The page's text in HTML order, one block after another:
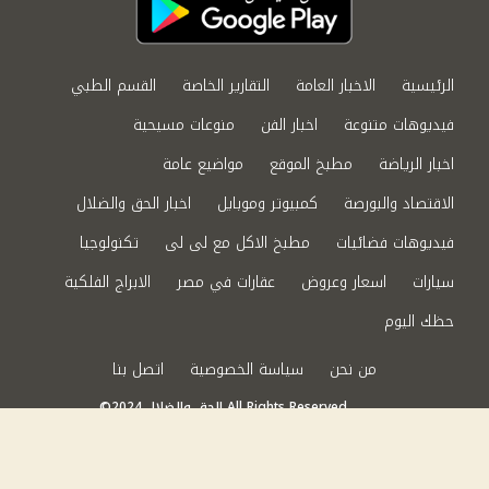
الرئيسية الاخبار العامة التقارير الخاصة
القسم الطبي
فيديوهات متنوعة
اخبار الفن
منوعات مسيحية
اخبار الرياضة
مطبخ الموقع
مواضيع عامة
الاقتصاد والبورصة
كمبيوتر وموبايل
اخبار الحق والضلال
فيديوهات فضائيات
مطبخ الاكل مع لى لى
تكنولوجيا
سيارات
اسعار وعروض عقارات في مصر
الابراج الفلكية
حظك اليوم
من نحن
سياسة الخصوصية اتصل بنا
©2024 الحق والضلال All Rights Reserved.